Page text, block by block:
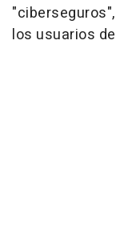
los usuarios